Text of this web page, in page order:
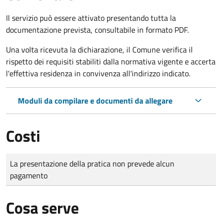
Il servizio può essere attivato presentando tutta la
documentazione prevista, consultabile in formato PDF.
Una volta ricevuta la dichiarazione, il Comune verifica il
rispetto dei requisiti stabiliti dalla normativa vigente e accerta
l'effettiva residenza in convivenza all'indirizzo indicato.
Moduli da compilare e documenti da allegare
Costi
Tipo di pagamento
Importo
La presentazione della pratica non prevede alcun
pagamento
Cosa serve